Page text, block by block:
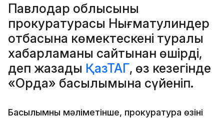
Павлодар облысының
прокуратурасы Нығматулиндер
отбасына көмектескені туралы
хабарламаны сайтынан өшірді,
деп жазады ҚазТАГ, өз кезегінде
«Орда» басылымына сүйеніп.
Басылымның мәліметінше, прокуратура өзінің